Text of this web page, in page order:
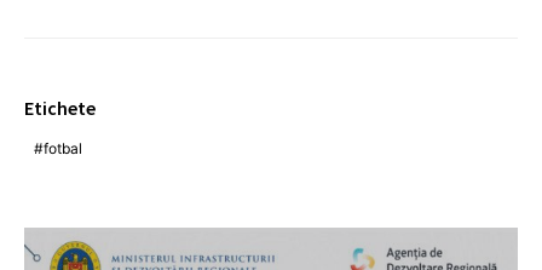
Etichete
fotbal